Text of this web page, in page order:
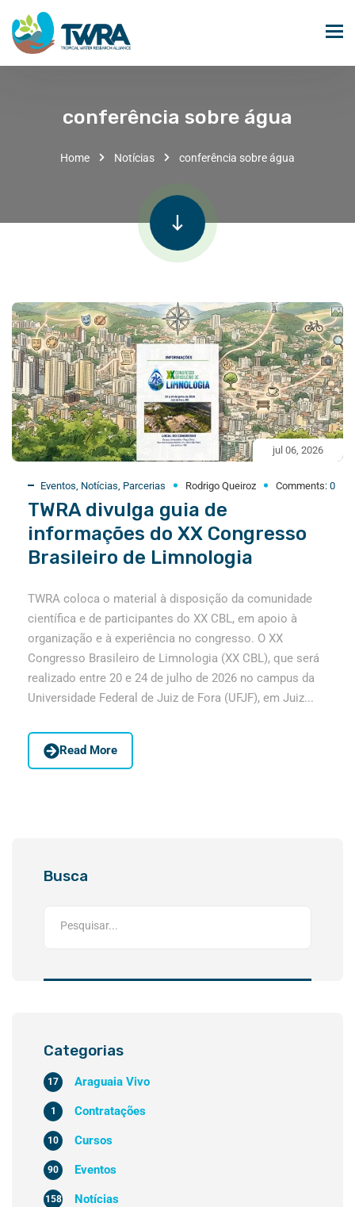
conferência sobre água
Home Notícias conferência sobre água
jul 06, 2026
Eventos Notícias Parcerias Rodrigo Queiroz Comments: 0
TWRA divulga guia de
informações do XX Congresso
Brasileiro de Limnologia
TWRA coloca o material à disposição da comunidade
científica e de participantes do XX CBL, em apoio à
organização e à experiência no congresso. O XX
Congresso Brasileiro de Limnologia (XX CBL), que será
realizado entre 20 e 24 de julho de 2026 no campus da
Universidade Federal de Juiz de Fora (UFJF), em Juiz...
Read More
Busca
Categorias
Araguaia Vivo
17
Contratações
1
Cursos
10
Eventos
90
Notícias
158